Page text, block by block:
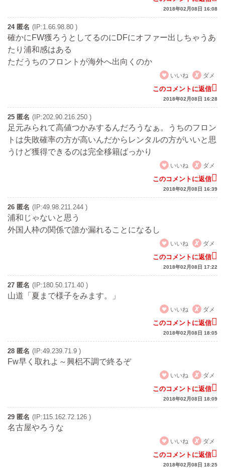
2018年02月08日 16:08
24 匿名 (IP:1.66.98.80 )
確かにFW獲ろうとしてるのにDFにオファー出しちゃうあ
たり浦和感はある
ただうちのフロントが海外へ出向くのか
いいね
ダメ
このコメントに返信
2018年02月08日 16:28
25 匿名 (IP:202.90.216.250 )
足元みられて高値つかみするんだろうなぁ。うちのフロン
トは失敗確率の方が高いんだからレンタルの方がいいと思
うけど獲得できるのは完全移籍ばっかり
いいね
ダメ
このコメントに返信
2018年02月08日 16:39
26 匿名 (IP:49.98.211.244 )
浦和じゃないと思う
外国人枠の関係で誰か漏れることになるし
いいね
ダメ
このコメントに返信
2018年02月08日 17:22
27 匿名 (IP:180.50.171.40 )
山道「夏まで様子をみます。」
いいね
ダメ
このコメントに返信
2018年02月08日 18:05
28 匿名 (IP:49.239.71.9 )
Fw早く取れよ～興梠不調で終るぞ
いいね
ダメ
このコメントに返信
2018年02月08日 18:09
29 匿名 (IP:115.162.72.126 )
名古屋やろうな
いいね
ダメ
このコメントに返信
2018年02月08日 18:25